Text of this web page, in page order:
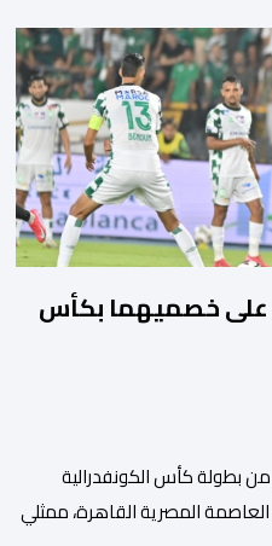
بسبب رفض استقبالها أو
أن السيدة المعنية حضرت إلى
وإخضاعها […]
على خصميهما بكأس
بطولة كأس الكونفدرالية
المصرية القاهرة، ممثلي